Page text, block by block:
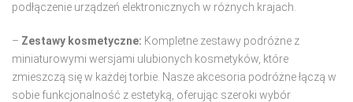
podłączenie urządzeń elektronicznych w różnych krajach.
– Zestawy kosmetyczne: Kompletne zestawy podróżne z
miniaturowymi wersjami ulubionych kosmetyków, które
zmieszczą się w każdej torbie. Nasze akcesoria podróżne łączą w
sobie funkcjonalność z estetyką, oferując szeroki wybór